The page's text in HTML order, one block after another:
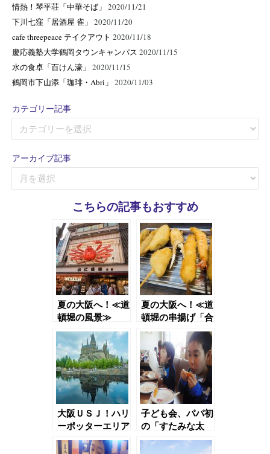
情熱！琴平荘「中華そば」 2020/11/21
下川七窪「居酒屋 雀」 2020/11/20
cafe threepeace テイクアウト 2020/11/18
慶応義塾大学鶴岡タウンキャンパス 2020/11/15
水の食卓「百けん濠」 2020/11/15
鶴岡市下山添「珈琲・Abri」 2020/11/03
カテゴリー記事
テ
リ
記
アーカイブ記事
ー
こちらの記事もおすすめ
夏の大阪へ！≪道
頓堀の風景≫
夏の大阪へ！≪道
頓堀の串揚げ「合
格や」≫
大阪ＵＳＪ！ハリ
ーポッターエリア
にて
子ども会、パパ初
の「すたみな太
郎」訪問！